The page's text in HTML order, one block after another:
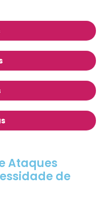
Ataques
de